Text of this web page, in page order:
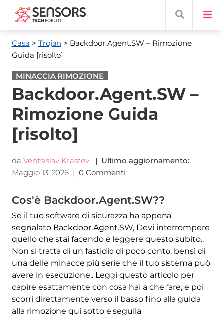
Casa > Trojan > Backdoor.Agent.SW – Rimozione
Guida [risolto]
MINACCIA RIMOZIONE
Backdoor.Agent.SW –
Rimozione Guida
[risolto]
da Ventsislav Krastev
| Ultimo aggiornamento:
Maggio 13, 2026| 0 Commenti
Cos'è Backdoor.Agent.SW??
Se il tuo software di sicurezza ha appena
segnalato Backdoor.Agent.SW, Devi interrompere
quello che stai facendo e leggere questo subito..
Non si tratta di un fastidio di poco conto, bensì di
una delle minacce più serie che il tuo sistema può
avere in esecuzione.. Leggi questo articolo per
capire esattamente con cosa hai a che fare, e poi
scorri direttamente verso il basso fino alla guida
alla rimozione qui sotto e seguila